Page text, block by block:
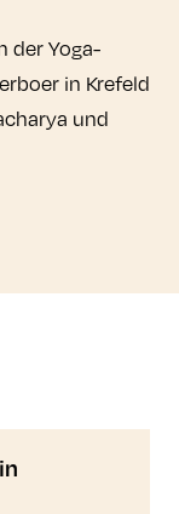
der Yoga-
in Krefeld
und